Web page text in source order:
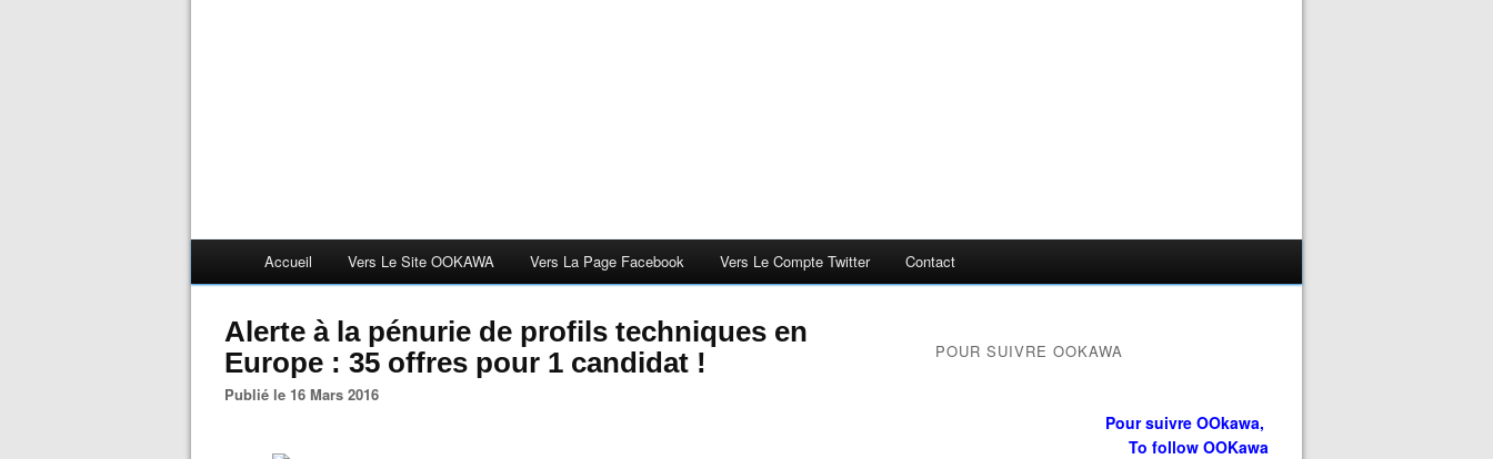
Accueil Vers Le Site OOKAWA Vers La Page Facebook Vers Le Compte Twitter Contact
Alerte à la pénurie de profils techniques en
Europe : 35 offres pour 1 candidat !
Publié le 16 Mars 2016
POUR SUIVRE OOKAWA
Pour suivre OOkawa,
To follow OOKawa